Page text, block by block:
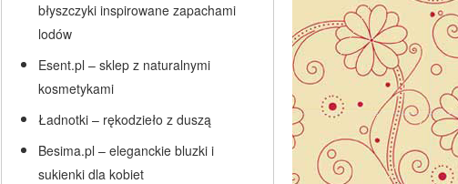
błyszczyki inspirowane zapachami
lodów
Esent.pl – sklep z naturalnymi
kosmetykami
Ładnotki – rękodzieło z duszą
Besima.pl – eleganckie bluzki i
sukienki dla kobiet